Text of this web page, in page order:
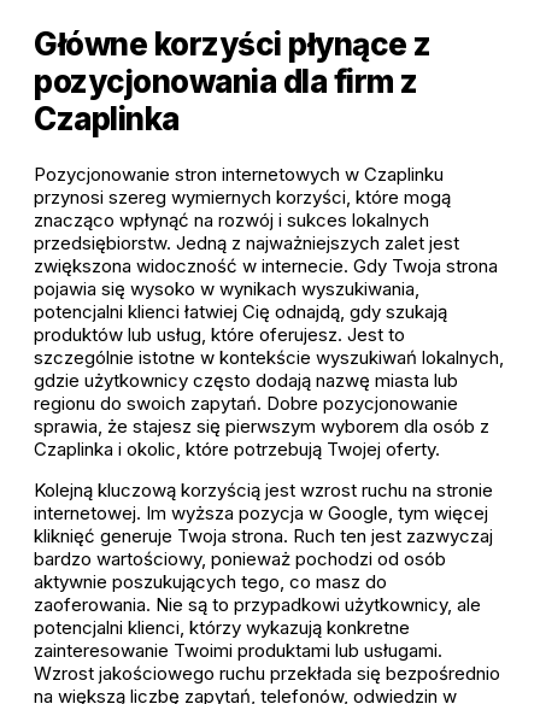
Główne korzyści płynące z
pozycjonowania dla firm z
Czaplinka
Pozycjonowanie stron internetowych w Czaplinku
przynosi szereg wymiernych korzyści, które mogą
znacząco wpłynąć na rozwój i sukces lokalnych
przedsiębiorstw. Jedną z najważniejszych zalet jest
zwiększona widoczność w internecie. Gdy Twoja strona
pojawia się wysoko w wynikach wyszukiwania,
potencjalni klienci łatwiej Cię odnajdą, gdy szukają
produktów lub usług, które oferujesz. Jest to
szczególnie istotne w kontekście wyszukiwań lokalnych,
gdzie użytkownicy często dodają nazwę miasta lub
regionu do swoich zapytań. Dobre pozycjonowanie
sprawia, że stajesz się pierwszym wyborem dla osób z
Czaplinka i okolic, które potrzebują Twojej oferty.
Kolejną kluczową korzyścią jest wzrost ruchu na stronie
internetowej. Im wyższa pozycja w Google, tym więcej
kliknięć generuje Twoja strona. Ruch ten jest zazwyczaj
bardzo wartościowy, ponieważ pochodzi od osób
aktywnie poszukujących tego, co masz do
zaoferowania. Nie są to przypadkowi użytkownicy, ale
potencjalni klienci, którzy wykazują konkretne
zainteresowanie Twoimi produktami lub usługami.
Wzrost jakościowego ruchu przekłada się bezpośrednio
na większą liczbę zapytań, telefonów, odwiedzin w